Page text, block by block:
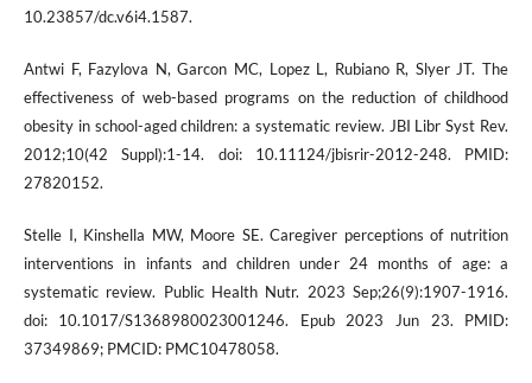
10.23857/dc.v6i4.1587.
Antwi F, Fazylova N, Garcon MC, Lopez L, Rubiano R, Slyer JT. The
effectiveness of web-based programs on the reduction of childhood
obesity in school-aged children: a systematic review. JBI Libr Syst Rev.
2012;10(42 Suppl):1-14. doi: 10.11124/jbisrir-2012-248. PMID:
27820152.
Stelle I, Kinshella MW, Moore SE. Caregiver perceptions of nutrition
interventions in infants and children under 24 months of age: a
systematic review. Public Health Nutr. 2023 Sep;26(9):1907-1916.
doi: 10.1017/S1368980023001246. Epub 2023 Jun 23. PMID:
37349869; PMCID: PMC10478058.